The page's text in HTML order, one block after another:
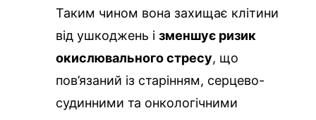
Таким чином вона захищає клітини
від ушкоджень і зменшує ризик
окислювального стресу, що
пов’язаний із старінням, серцево-
судинними та онкологічними